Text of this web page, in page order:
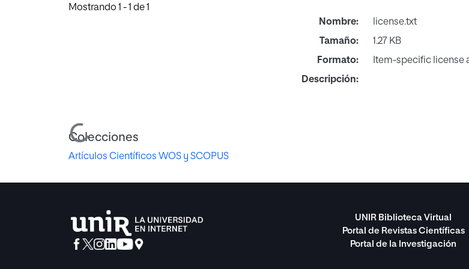
Mostrando 1 - 1 de 1
Cargando...
Nombre:
license.txt
Tamaño:
1.27 KB
Formato:
Item-specific license
Descripción:
Colecciones
Artículos Científicos WOS y SCOPUS
UNIR Biblioteca Virtual
Portal de Revistas Científicas
Portal de la Investigación